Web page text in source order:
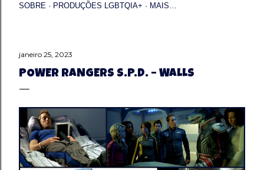
SOBRE PRODUÇÕES LGBTQIA+ MAIS…
janeiro 25, 2023
POWER RANGERS S.P.D. – WALLS